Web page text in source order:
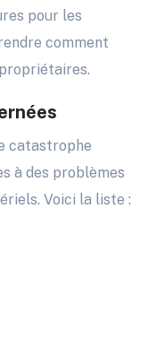
pour les
comment
catastrophe
à des problèmes
Voici la liste :